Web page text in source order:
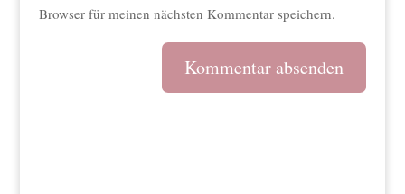
Browser für meinen nächsten Kommentar speichern.